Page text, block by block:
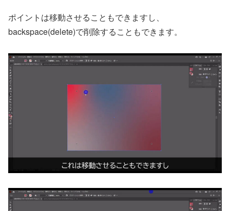
ポイントは移動させることもできますし、
backspace(delete)で削除することもできます。